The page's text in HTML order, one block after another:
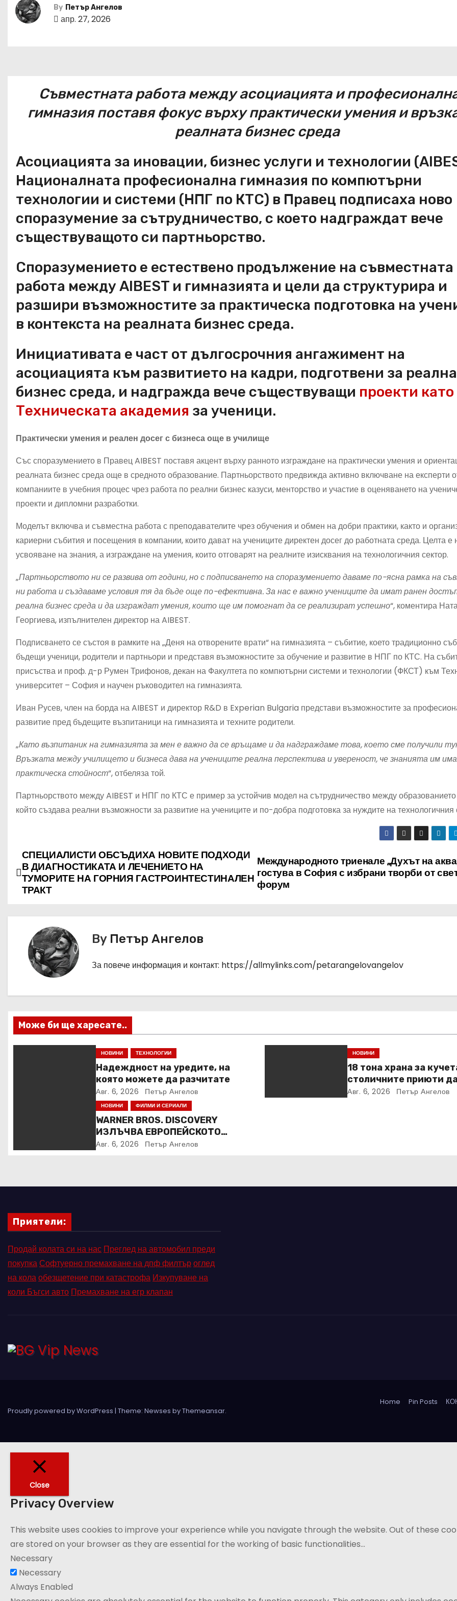
By Петър Ангелов
апр. 27, 2026
Съвместната работа между асоциацията и
гимназия поставя фокус върху практически умения и
реалната бизнес среда
Асоциацията за иновации, бизнес услуги и технологии
Националната професионална гимназия по компютърни
технологии и системи (НПГ по КТС) в Правец подписаха ново
споразумение за сътрудничество, с което надграждат вече
съществуващото си партньорство.
Споразумението е естествено продължение на съвместната
работа между AIBEST и гимназията и цели да структурира и
разшири възможностите за практическа подготовка на
в контекста на реалната бизнес среда.
Инициативата е част от дългосрочния ангажимент на
асоциацията към развитието на кадри, подготвени за
бизнес среда, и надгражда вече съществуващи проекти като
Техническата академия за ученици.
Практически умения и реален досег с бизнеса още в училище
Със споразумението в Правец AIBEST поставя акцент върху ранното изграждане на практически умения и
реалната бизнес среда още в средното образование. Партньорството предвижда активно включване на експерти
компаниите в учебния процес чрез работа по реални бизнес казуси, менторство и участие в оценяването на
проекти и дипломни разработки.
Моделът включва и съвместна работа с преподавателите чрез обучения и обмен на добри практики, както и
кариерни събития и посещения в компании, които дават на учениците директен досег до работната среда. Целта е
усвояване на знания, а изграждане на умения, които отговарят на реалните изисквания на технологичния сектор.
„Партньорството ни се развива от години, но с подписването на споразумението даваме по-ясна рамка на
ни работа и създаваме условия тя да бъде още по-ефективна. За нас е важно учениците да имат ранен
реална бизнес среда и да изграждат умения, които ще им помогнат да се реализират успешно“, коментира
Георгиева, изпълнителен директор на AIBEST.
Подписването се състоя в рамките на „Деня на отворените врати“ на гимназията – събитие, което традиционно
бъдещи ученици, родители и партньори и представя възможностите за обучение и развитие в НПГ по КТС. На
присъства и проф. д-р Румен Трифонов, декан на Факултета по компютърни системи и технологии (ФКСТ) към
университет – София и научен ръководител на гимназията.
Иван Русев, член на борда на AIBEST и директор R&D в Experian Bulgaria представи възможностите за
развитие пред бъдещите възпитаници на гимназията и техните родители.
„Като възпитаник на гимназията за мен е важно да се връщаме и да надграждаме това, което сме получили
Връзката между училището и бизнеса дава на учениците реална перспектива и увереност, че знанията им
практическа стойност“, отбеляза той.
Партньорството между AIBEST и НПГ по КТС е пример за устойчив модел на сътрудничество между
който създава реални възможности за развитие на учениците и по-добра подготовка за нуждите на технологичния
Н
а
я
Международното триенале „Духът на
гостува в София с избрани творби от
форум
СПЕЦИАЛИСТИ ОБСЪДИХА НОВИТЕ ПОДХОДИ
В ДИАГНОСТИКАТА И ЛЕЧЕНИЕТО НА
ТУМОРИТЕ НА ГОРНИЯ ГАСТРОИНТЕСТИНАЛЕН
ТРАКТ
By Петър Ангелов
За повече информация и контакт: https://allmylinks.com/petarangelovangelov
Може би ще харесате..
НОВИНИ ТЕХНОЛОГИИ
Надеждност на уредите, на
която можете да разчитате
Авг. 6, 2026 Петър Ангелов
НОВИНИ
18 тона храна за
столичните приюти
Kaufland за година и
Авг. 6, 2026 Петър Ангелов
НОВИНИ ФИЛМИ И СЕРИАЛИ
WARNER BROS. DISCOVERY
ИЗЛЪЧВА ЕВРОПЕЙСКОТО
ПЪРВЕНСТВО ПО ЛЕКА
Авг. 6, 2026 Петър Ангелов
Приятели:
Продай колата си на нас Преглед на автомобил преди
покупкаСофтуерно премахване на дпф филтъроглед
на колаобезщетение при катастрофа Изкупуване на
коли Бъгси авто Премахване на егр клапан
Proudly powered by WordPress | Theme: Newses byThemeansar.
Home Pin Posts
Close
Privacy Overview
This website uses cookies to improve your experience while you navigate through the website. Out of these
are stored on your browser as they are essential for the working of basic functionalities...
Necessary
Necessary
Always Enabled